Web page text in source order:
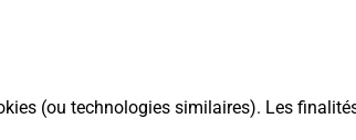
(ou technologies similaires). Les